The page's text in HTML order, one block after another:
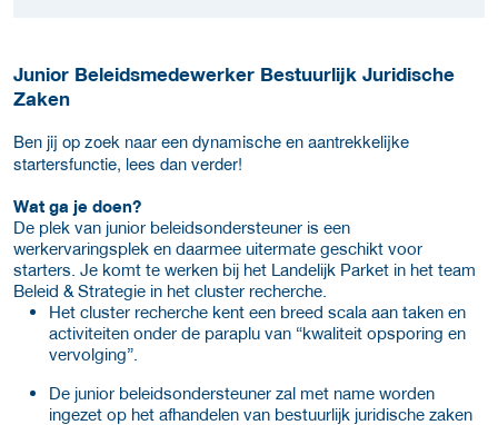
Junior Beleidsmedewerker Bestuurlijk Juridische
Zaken
Ben jij op zoek naar een dynamische en aantrekkelijke
startersfunctie, lees dan verder!
Wat ga je doen?
De plek van junior beleidsondersteuner is een
werkervaringsplek en daarmee uitermate geschikt voor
starters. Je komt te werken bij het Landelijk Parket in het team
Beleid & Strategie in het cluster recherche.
Het cluster recherche kent een breed scala aan taken en
activiteiten onder de paraplu van “kwaliteit opsporing en
vervolging”.
De junior beleidsondersteuner zal met name worden
ingezet op het afhandelen van bestuurlijk juridische zaken